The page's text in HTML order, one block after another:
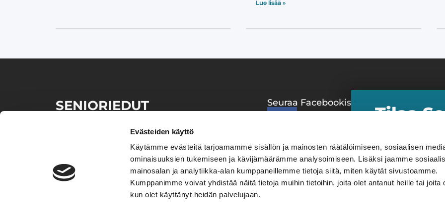
Evästeiden käyttö
Käytämme evästeitä tarjoamamme sisällön ja mainosten räätälöimiseen, sosiaalisen
ominaisuuksien tukemiseen ja kävijämäärämme analysoimiseen. Lisäksi jaamme
mainosalan ja analytiikka-alan kumppaneillemme tietoja siitä, miten käytät sivustoamme.
Kumppanimme voivat yhdistää näitä tietoja muihin tietoihin, joita olet antanut heille tai joita
kun olet käyttänyt heidän palvelujaan.
Lue lisää »
SENIORIEDUT
sivustolta lukuisia senioriväestölle suunnattuja etuja
Seuraa Facebookissa
Matkat
Liikunta
Tilaa
​Uutiskirjeen
eduista ja
tilaaminen on
tarjouksia ei
maksuton.